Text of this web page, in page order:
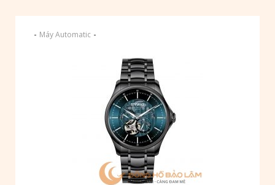
- Máy Automatic -